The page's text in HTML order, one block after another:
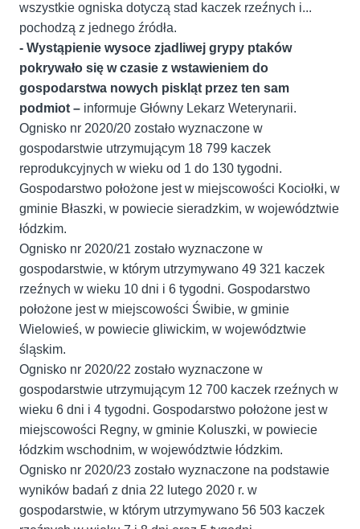
wszystkie ogniska dotyczą stad kaczek rzeźnych i...
pochodzą z jednego źródła.
- Wystąpienie wysoce zjadliwej grypy ptaków
pokrywało się w czasie z wstawieniem do
gospodarstwa nowych piskląt przez ten sam
podmiot – informuje Główny Lekarz Weterynarii.
Ognisko nr 2020/20 zostało wyznaczone w
gospodarstwie utrzymującym 18 799 kaczek
reprodukcyjnych w wieku od 1 do 130 tygodni.
Gospodarstwo położone jest w miejscowości Kociołki, w
gminie Błaszki, w powiecie sieradzkim, w województwie
łódzkim.
Ognisko nr 2020/21 zostało wyznaczone w
gospodarstwie, w którym utrzymywano 49 321 kaczek
rzeźnych w wieku 10 dni i 6 tygodni. Gospodarstwo
położone jest w miejscowości Świbie, w gminie
Wielowieś, w powiecie gliwickim, w województwie
śląskim.
Ognisko nr 2020/22 zostało wyznaczone w
gospodarstwie utrzymującym 12 700 kaczek rzeźnych w
wieku 6 dni i 4 tygodni. Gospodarstwo położone jest w
miejscowości Regny, w gminie Koluszki, w powiecie
łódzkim wschodnim, w województwie łódzkim.
Ognisko nr 2020/23 zostało wyznaczone na podstawie
wyników badań z dnia 22 lutego 2020 r. w
gospodarstwie, w którym utrzymywano 56 503 kaczek